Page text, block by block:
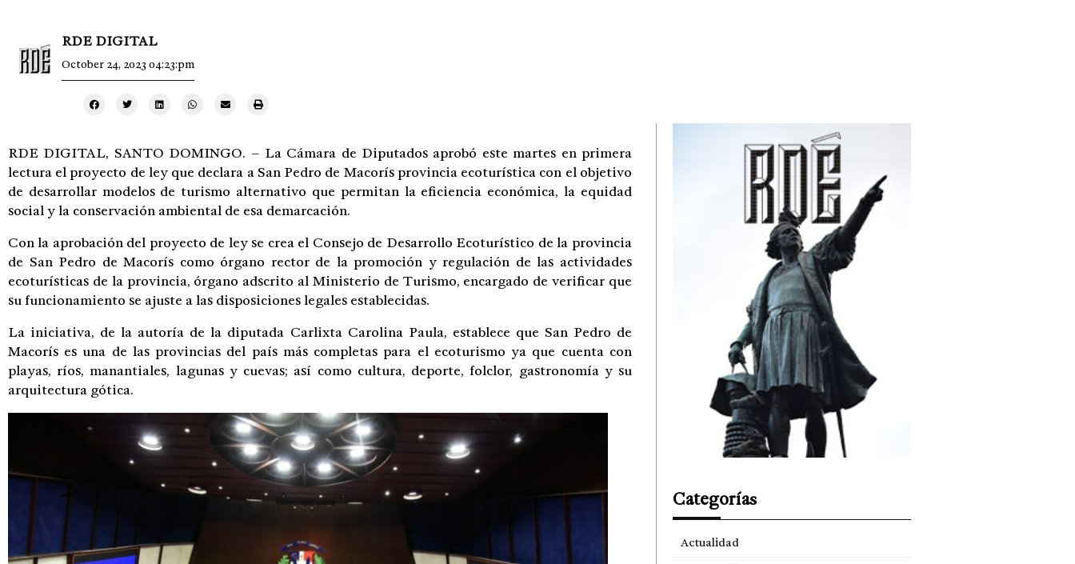
RDE DIGITAL
October 24, 2023 04:23:pm
RDE DIGITAL, SANTO DOMINGO. – La Cámara de Diputados aprobó este martes en primera
lectura el proyecto de ley que declara a San Pedro de Macorís provincia ecoturística con el objetivo
de desarrollar modelos de turismo alternativo que permitan la eficiencia económica, la equidad
social y la conservación ambiental de esa demarcación.
Con la aprobación del proyecto de ley se crea el Consejo de Desarrollo Ecoturístico de la provincia
de San Pedro de Macorís como órgano rector de la promoción y regulación de las actividades
ecoturísticas de la provincia, órgano adscrito al Ministerio de Turismo, encargado de verificar que
su funcionamiento se ajuste a las disposiciones legales establecidas.
La iniciativa, de la autoría de la diputada Carlixta Carolina Paula, establece que San Pedro de
Macorís es una de las provincias del país más completas para el ecoturismo ya que cuenta con
playas, ríos, manantiales, lagunas y cuevas; así como cultura, deporte, folclor, gastronomía y su
arquitectura gótica.
Categorías
Actualidad